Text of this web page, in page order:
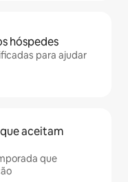
hóspedes
para ajudar
aceitam
que